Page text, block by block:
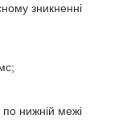
зникненні
нижній межі